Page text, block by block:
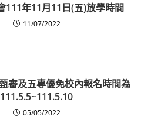
111年11月11日(五)放學時間
11/07/2022
審及五專優免校內報名時間為
111.5.5~111.5.10
05/05/2022